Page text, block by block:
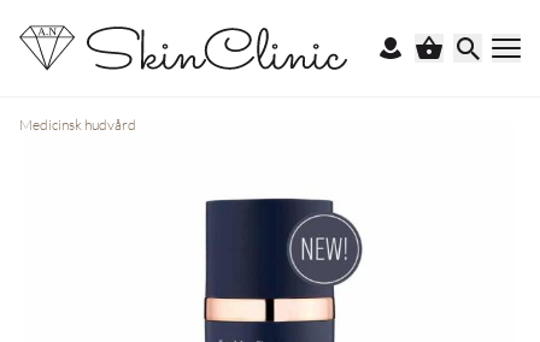
Medicinsk hudvård